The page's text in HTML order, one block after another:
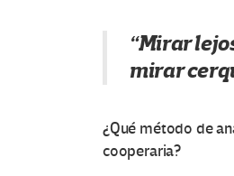
“Mirar
mirar
¿Qué método de
cooperaria?